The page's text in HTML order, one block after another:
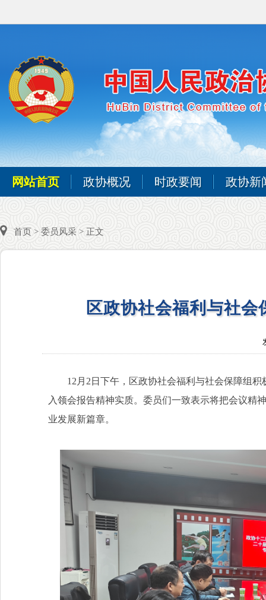
网站首页 政协概况 时政要闻 政协新
首页 > 委员风采 > 正文
区政协社会福利与社
12月2日下午，区政协社会福利与社会保障组积
入领会报告精神实质。委员们一致表示将把会议精
业发展新篇章。